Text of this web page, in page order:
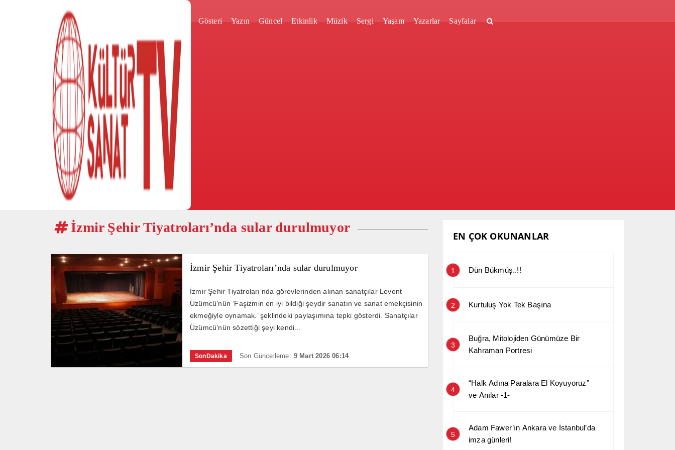
Gösteri Yazın Güncel Etkinlik Müzik Sergi Yaşam Yazarlar Sayfalar
İzmir Şehir Tiyatroları’nda sular durulmuyor
İzmir Şehir Tiyatroları’nda sular durulmuyor
İzmir Şehir Tiyatroları’nda görevlerinden alınan sanatçılar Levent
Üzümcü’nün ‘Faşizmin en iyi bildiği şeydir sanatın ve sanat emekçisinin
ekmeğiyle oynamak.’ şeklindeki paylaşımına tepki gösterdi. Sanatçılar
Üzümcü’nün sözettiği şeyi kendi...
SonDakika Son Güncelleme: 9 Mart 2026 06:14
EN ÇOK OKUNANLAR
1 Dün Bükmüş..!!
2 Kurtuluş Yok Tek Başına
3
Buğra, Mitolojiden Günümüze Bir
Kahraman Portresi
4
“Halk Adına Paralara El Koyuyoruz”
ve Anılar -1-
5
Adam Fawer’ın Ankara ve İstanbul’da
imza günleri!